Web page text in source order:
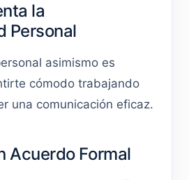
la
Personal
asimismo es
cómodo trabajando
una comunicación eficaz.
Acuerdo Formal